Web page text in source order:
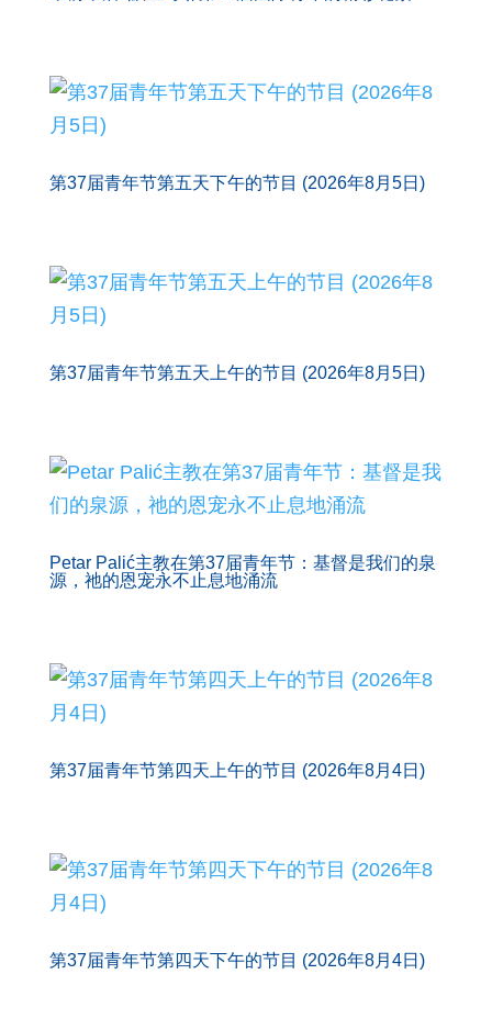
第37届青年节第五天下午的节目 (2026年8月5日)
第37届青年节第五天上午的节目 (2026年8月5日)
Petar Palić主教在第37届青年节：基督是我们的泉
源，祂的恩宠永不止息地涌流
第37届青年节第四天上午的节目 (2026年8月4日)
第37届青年节第四天下午的节目 (2026年8月4日)